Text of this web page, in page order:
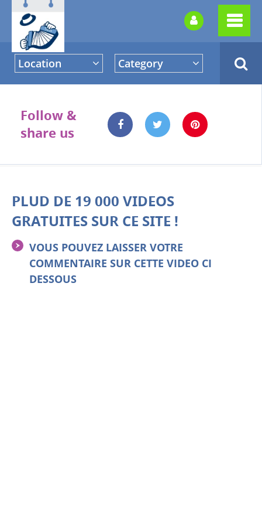
Location Category
Follow &
share us
PLUD DE 19 000 VIDEOS
GRATUITES SUR CE SITE !
VOUS POUVEZ LAISSER VOTRE
COMMENTAIRE SUR CETTE VIDEO CI
DESSOUS